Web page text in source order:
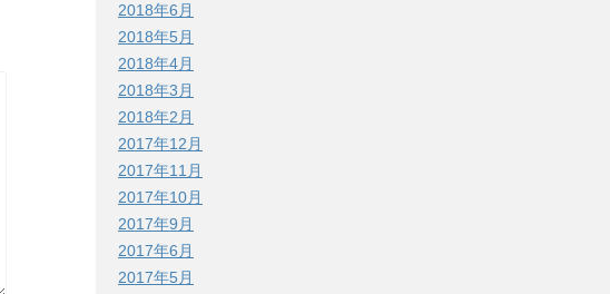
2018年6月
2018年5月
2018年4月
2018年3月
2018年2月
2017年12月
2017年11月
2017年10月
2017年9月
2017年6月
2017年5月